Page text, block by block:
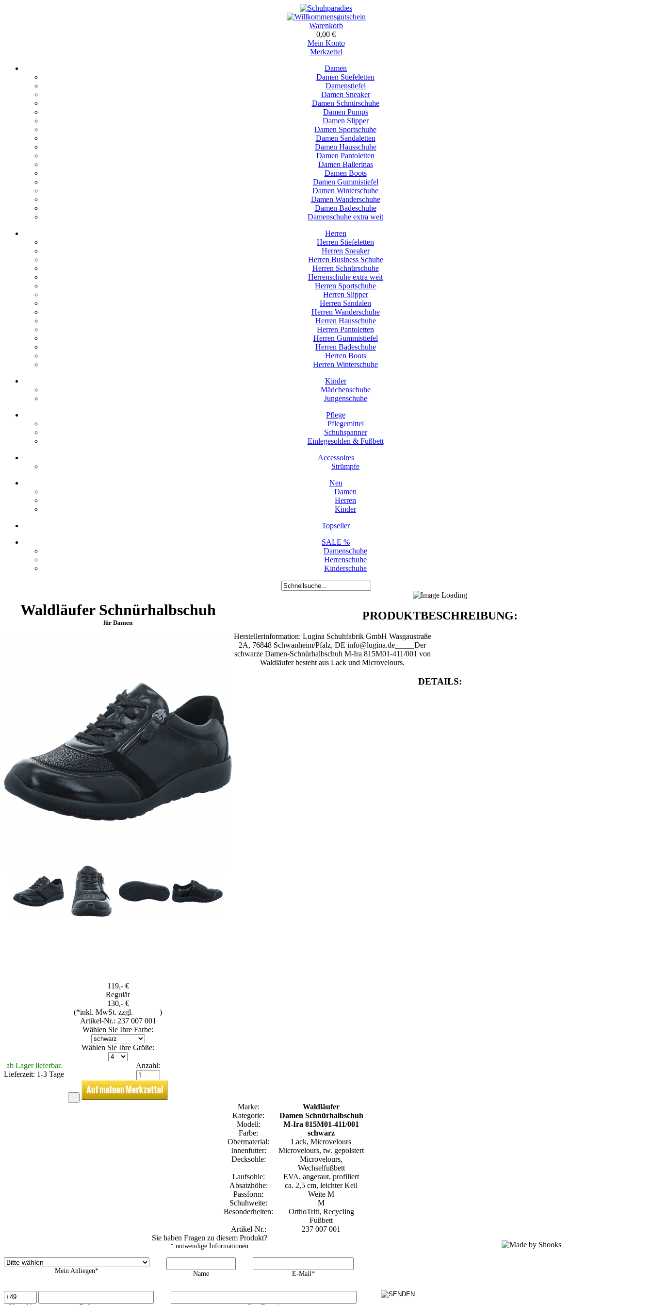
Warenkorb
0,00 €
Mein Konto
Merkzettel
Damen
Damen Stiefeletten
Damenstiefel
Damen Sneaker
Damen Schnürschuhe
Damen Pumps
Damen Slipper
Damen Sportschuhe
Damen Sandaletten
Damen Hausschuhe
Damen Pantoletten
Damen Ballerinas
Damen Boots
Damen Gummistiefel
Damen Winterschuhe
Damen Wanderschuhe
Damen Badeschuhe
Damenschuhe extra weit
Herren
Herren Stiefeletten
Herren Sneaker
Herren Business Schuhe
Herren Schnürschuhe
Herrenschuhe extra weit
Herren Sportschuhe
Herren Slipper
Herren Sandalen
Herren Wanderschuhe
Herren Hausschuhe
Herren Pantoletten
Herren Gummistiefel
Herren Badeschuhe
Herren Boots
Herren Winterschuhe
Kinder
Mädchenschuhe
Jungenschuhe
Pflege
Pflegemittel
Schuhspanner
Einlegesohlen & Fußbett
Accessoires
Strümpfe
Neu
Damen
Herren
Kinder
Topseller
SALE %
Damenschuhe
Herrenschuhe
Kinderschuhe
Waldläufer Schnürhalbschuh
für Damen
119,- €
Regulär
130,- €
(*inkl. MwSt. zzgl.
)
Artikel-Nr.: 237 007 001
Wählen Sie Ihre Farbe:
Wählen Sie Ihre Größe:
ab Lager lieferbar.
Lieferzeit: 1-3 Tage
Anzahl:
PRODUKTBESCHREIBUNG:
Herstellerinformation: Lugina Schuhfabrik GmbH Wasgaustraße
2A, 76848 Schwanheim/Pfalz, DE info@lugina.de_____Der
schwarze Damen-Schnürhalbschuh M-Ira 815M01-411/001 von
Waldläufer besteht aus Lack und Microvelours.
DETAILS:
Marke:
Waldläufer
Kategorie:
Damen Schnürhalbschuh
Modell:
M-Ira 815M01-411/001
Farbe:
schwarz
Obermaterial:
Lack, Microvelours
Innenfutter:
Microvelours, tw. gepolstert
Decksohle:
Microvelours,
Wechselfußbett
Laufsohle:
EVA, angeraut, profiliert
Absatzhöhe:
ca. 2,5 cm, leichter Keil
Passform:
Weite M
Schuhweite:
M
Besonderheiten:
OrthoTritt, Recycling
Fußbett
Artikel-Nr.:
237 007 001
Sie haben Fragen zu diesem Produkt?
* notwendige Informationen
Mein Anliegen* Name E-Mail*